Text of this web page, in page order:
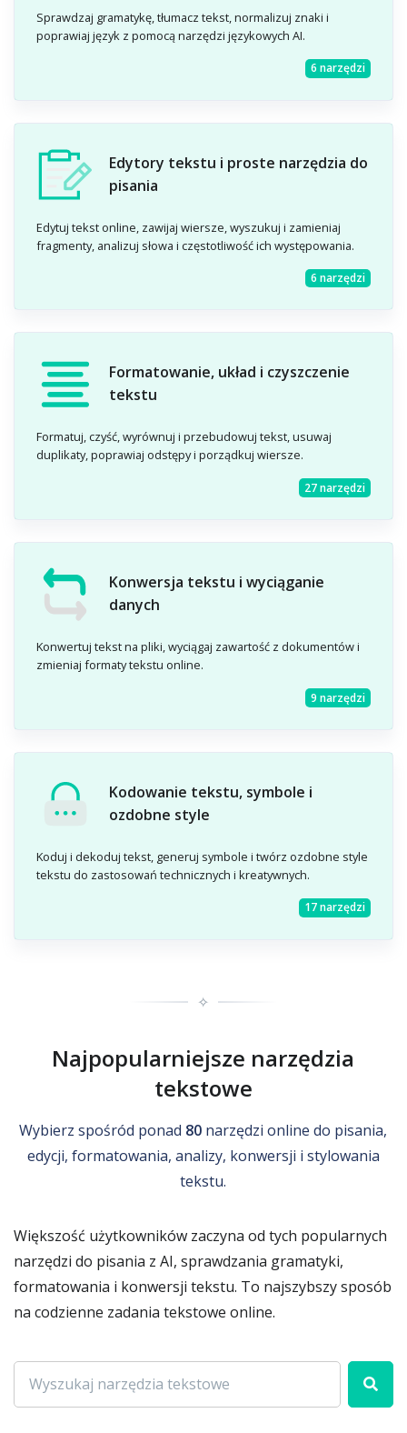
Sprawdzaj gramatykę, tłumacz tekst, normalizuj znaki i
poprawiaj język z pomocą narzędzi językowych AI.
6 narzędzi
Edytory tekstu i proste narzędzia do
pisania
Edytuj tekst online, zawijaj wiersze, wyszukuj i zamieniaj
fragmenty, analizuj słowa i częstotliwość ich występowania.
6 narzędzi
Formatowanie, układ i czyszczenie
tekstu
Formatuj, czyść, wyrównuj i przebudowuj tekst, usuwaj
duplikaty, poprawiaj odstępy i porządkuj wiersze.
27 narzędzi
Konwersja tekstu i wyciąganie
danych
Konwertuj tekst na pliki, wyciągaj zawartość z dokumentów i
zmieniaj formaty tekstu online.
9 narzędzi
Kodowanie tekstu, symbole i
ozdobne style
Koduj i dekoduj tekst, generuj symbole i twórz ozdobne style
tekstu do zastosowań technicznych i kreatywnych.
17 narzędzi
✧
Najpopularniejsze narzędzia
tekstowe
Wybierz spośród ponad 80 narzędzi online do pisania,
edycji, formatowania, analizy, konwersji i stylowania
tekstu.
Większość użytkowników zaczyna od tych popularnych
narzędzi do pisania z AI, sprawdzania gramatyki,
formatowania i konwersji tekstu. To najszybszy sposób
na codzienne zadania tekstowe online.